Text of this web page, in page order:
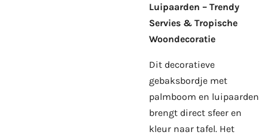
Luipaarden – Trendy
Servies & Tropische
Woondecoratie
Dit decoratieve
gebaksbordje met
palmboom en luipaarden
brengt direct sfeer en
kleur naar tafel. Het